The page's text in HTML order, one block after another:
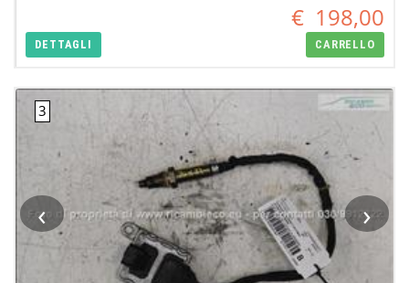
€ 198,00
DETTAGLI CARRELLO
‹ ›